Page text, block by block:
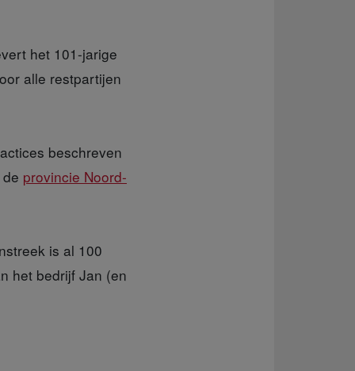
het 101-jarige
alle restpartijen
beschreven
provincie Noord-
is al 100
het bedrijf Jan (en